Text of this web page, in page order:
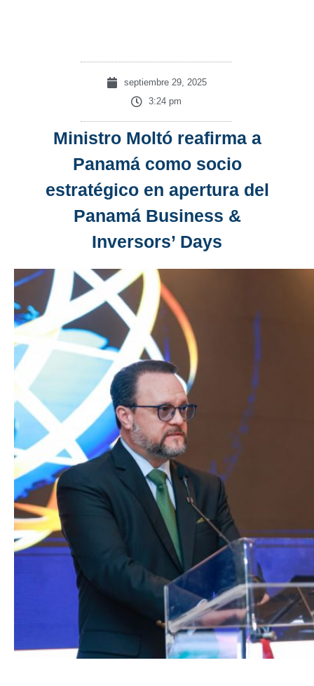
septiembre 29, 2025
3:24 pm
Ministro Moltó reafirma a
Panamá como socio
estratégico en apertura del
Panamá Business &
Inversors’ Days